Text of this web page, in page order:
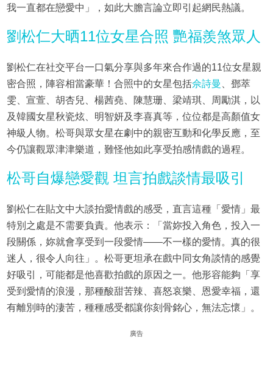
我一直都在戀愛中」，如此大膽言論立即引起網民熱議。
劉松仁大晒11位女星合照 艷福羨煞眾人
劉松仁在社交平台一口氣分享與多年來合作過的11位女星親
密合照，陣容相當豪華！合照中的女星包括佘詩曼 、鄧萃
雯、宣萱、胡杏兒、楊茜堯、陳慧珊、梁靖琪、周勵淇，以
及韓國女星秋瓷炫、明智妍及李喜真等，位位都是高顏值女
神級人物。松哥與眾女星在劇中的親密互動和化學反應，至
今仍讓觀眾津津樂道，難怪他如此享受拍感情戲的過程。
松哥自爆戀愛觀 坦言拍戲談情最吸引
劉松仁在貼文中大談拍愛情戲的感受，直言這種「愛情」最
特別之處是不需要負責。他表示：「當妳投入角色，投入一
段關係，妳就會享受到一段愛情——不一樣的愛情。真的很
迷人，很令人向往」。松哥更坦承在戲中同女角談情的感覺
好吸引，可能都是他喜歡拍戲的原因之一。他形容能夠「享
受到愛情的浪漫，那種酸甜苦辣、喜怒哀樂、恩愛幸福，還
有離別時的淒苦，種種感受都讓你刻骨銘心，無法忘懷」。
廣告